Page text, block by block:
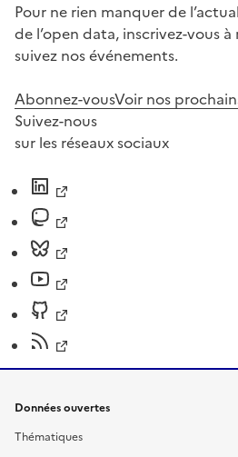
Pour ne rien manquer de
de l’open data, inscrivez-vous
suivez nos événements.
Abonnez-vousVoir nos
Suivez-nous
sur les réseaux sociaux
Données ouvertes
Thématiques